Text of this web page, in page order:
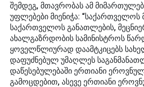
შემდეგ, მთავრობას ამ
უფლებები მიენიჭა: “საქართველოს
საქართველოს განათლების,
ახალგაზრდობის სამინისტროს
ყოველწლიურად დაამტკიცებს
დაფუძნებულ უმაღლეს
დაწესებულებაში ერთიანი
გამოცდებით, ასევე ერთიანი